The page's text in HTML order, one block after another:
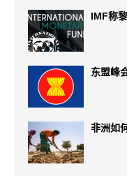
IMF称
东盟峰
非洲如